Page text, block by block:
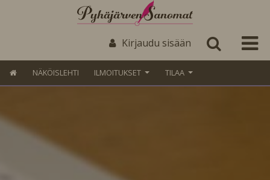
Kirjaudu sisään
NÄKÖISLEHTI ILMOITUKSET TILAA